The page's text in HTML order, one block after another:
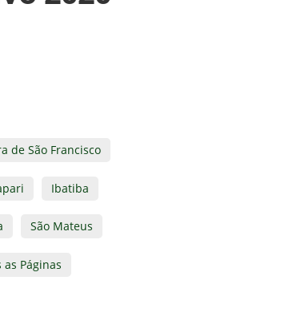
de São Francisco
Ibatiba
São Mateus
as Páginas